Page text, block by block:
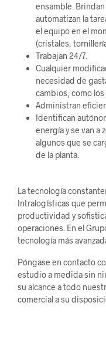
ensamble.
automatizan la
el equipo en el
(cristales,
Trabajan 24/7.
Cualquier
necesidad de
cambios, como
Administran
Identifican
energía y se van a
algunos que se
de la planta.
La tecnología
Intralogísticas que
productividad y
operaciones. En el
tecnología más
Póngase en contacto
estudio a medida sin
su alcance a todo
comercial a su